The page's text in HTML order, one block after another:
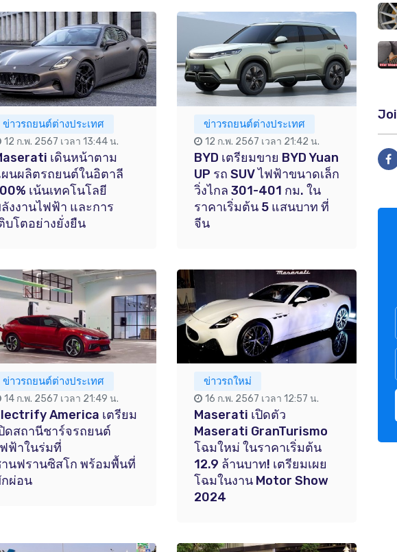
ข่าวรถยนต์ต่างประเทศ
12 ก.พ. 2567 เวลา 13:44 น.
เดินหน้าตาม
นผลิตรถยนต์ในอิตาลี
เน้นเทคโนโลยี
งงานไฟฟ้า และการ
บโตอย่างยั่งยืน
ข่าวรถยนต์ต่างประเทศ
12 ก.พ. 2567 เวลา 21:42 น.
BYD เตรียมขาย BYD Yuan
UP รถ SUV ไฟฟ้าขนาดเล็ก
วิ่งไกล 301-401 กม. ใน
ราคาเริ่มต้น 5 แสนบาท ที่
จีน
ข่าวรถยนต์ต่างประเทศ
14 ก.พ. 2567 เวลา 21:49 น.
America เตรียม
ดสถานีชาร์จรถยนต์
ฟ้าในร่มที่
นฟรานซิสโก พร้อมพื้นที่
ผ่อน
ข่าวรถใหม่
16 ก.พ. 2567 เวลา 12:57 น.
Maserati เปิดตัว
Maserati GranTurismo
โฉมใหม่ ในราคาเริ่มต้น
12.9 ล้านบาท! เตรียมเผย
โฉมในงาน Motor Show
2024